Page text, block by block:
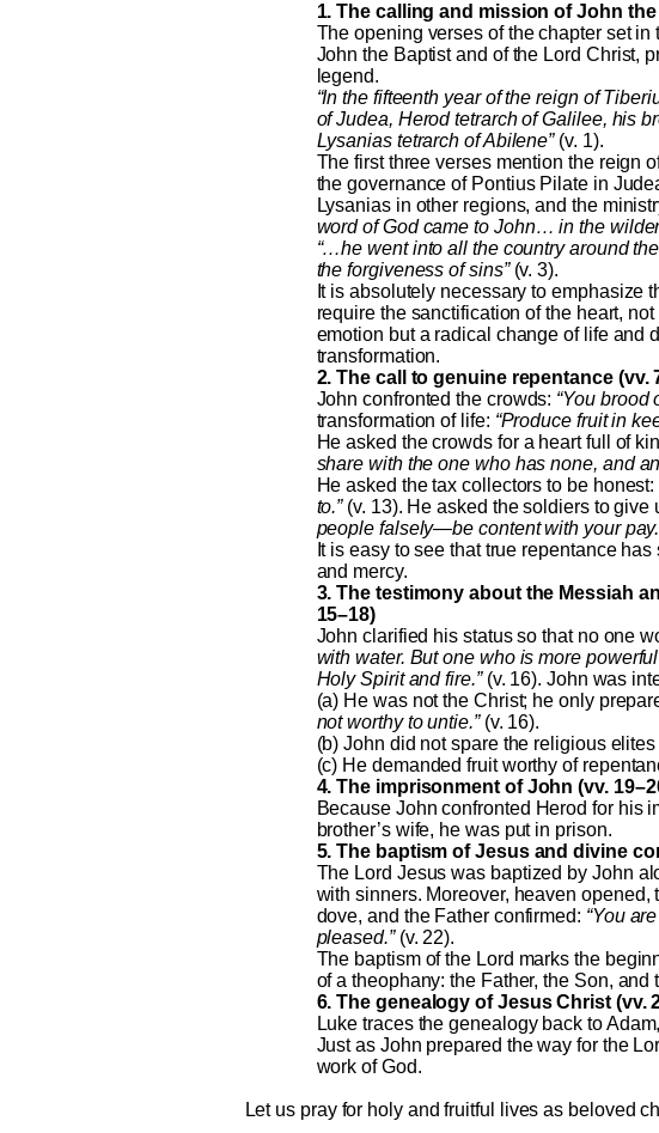
1. The calling and mission of John
The opening verses of the chapter set
John the Baptist and of the Lord Christ,
legend.
“In the fifteenth year of the reign of
of Judea, Herod tetrarch of Galilee, his
Lysanias tetrarch of Abilene”(v. 1).
The first three verses mention the reign
the governance of Pontius Pilate in
Lysanias in other regions, and the
word of God came to John… in the
“…he went into all the country around
the forgiveness of sins”(v. 3).
It is absolutely necessary to emphasize
require the sanctification of the heart,
emotion but a radical change of life and
transformation.
2. The call to genuine repentance (vv.
John confronted the crowds: “You brood
transformation of life: “Produce fruit in
He asked the crowds for a heart full of
share with the one who has none, and
He asked the tax collectors to be honest:
to.”(v. 13). He asked the soldiers to give
people falsely—be content with your
It is easy to see that true repentance
and mercy.
3. The testimony about the Messiah
15–18)
John clarified his status so that no one
with water. But one who is more
Holy Spirit and fire.”(v. 16). John was
(a) He was not the Christ; he only
not worthy to untie.”(v. 16).
(b) John did not spare the religious
(c) He demanded fruit worthy of
4. The imprisonment of John (vv.
Because John confronted Herod for his
brother’s wife, he was put in prison.
5. The baptism of Jesus and divine
The Lord Jesus was baptized by John
with sinners. Moreover, heaven
dove, and the Father confirmed: “You
pleased.”(v. 22).
The baptism of the Lord marks the
of a theophany: the Father, the Son,
6. The genealogy of Jesus Christ (vv.
Luke traces the genealogy back to
Just as John prepared the way for the
work of God.
Let us pray for holy and fruitful lives as beloved